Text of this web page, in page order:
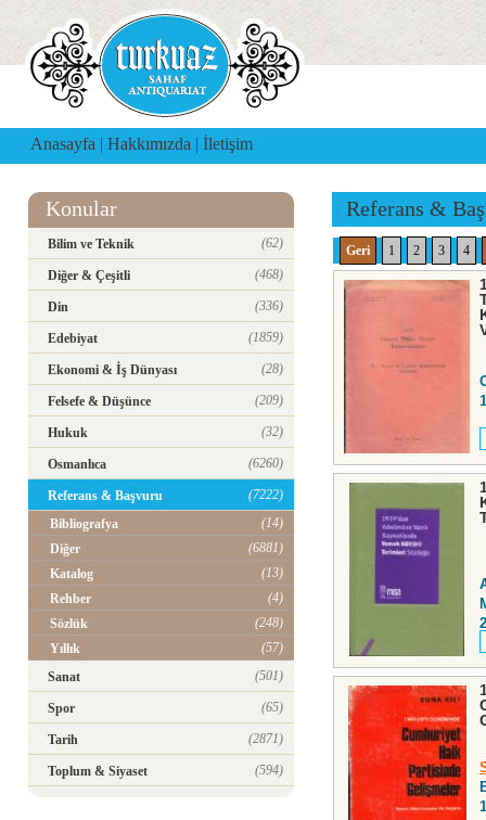
Anasayfa | Hakkımızda | İletişim
Konular
Bilim ve Teknik (62)
Diğer & Çeşitli (468)
Din (336)
Edebiyat (1859)
Ekonomi & İş Dünyası (28)
Felsefe & Düşünce (209)
Hukuk (32)
Osmanlıca (6260)
Referans & Başvuru
(7222)
Bibliografya
(14)
Diğer
(6881)
Katalog
(13)
Rehber
(4)
Sözlük
(248)
Yıllık
(57)
Sanat
(501)
Spor (65)
Tarih (2871)
Toplum & Siyaset (594)
Referans &
Geri 1 2 3 4